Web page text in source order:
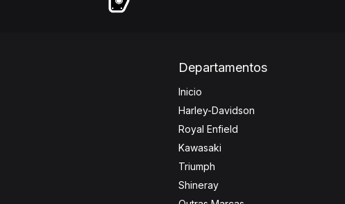
Departamentos
Inicio
Harley-Davidson
Royal Enfield
Kawasaki
Triumph
Shineray